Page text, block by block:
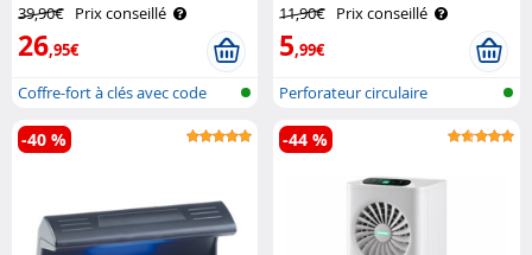
39,90€ Prix conseillé
26,95€
Coffre-fort à clés avec code
numéri..
11,90€ Prix conseillé
5,99€
Perforateur circulaire
-40 % -44 %